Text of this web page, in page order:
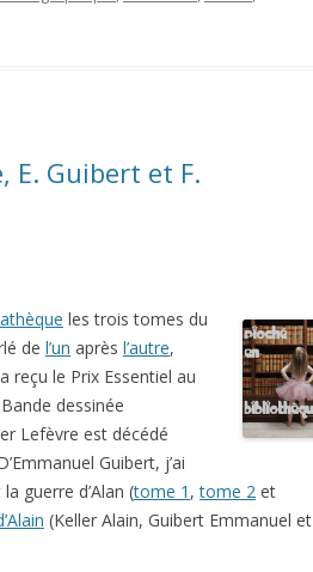
E. Guibert et F.
les trois tomes du
de l’un après l’autre,
reçu le Prix Essentiel au
dessinée
Lefèvre est décédé
Guibert, j’ai
la guerre d’Alan (tome 1 ,tome 2 et
(Keller Alain, Guibert Emmanuel et